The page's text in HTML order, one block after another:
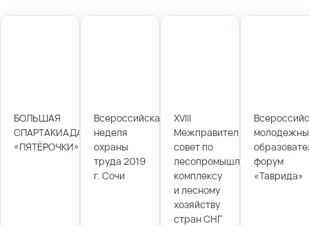
БОЛЬШАЯ
СПАРТАКИАДА
«ПЯТЁРОЧКИ»
Всероссийская
неделя
охраны
труда 2019
г. Сочи
XVIII
Межправительственный
совет по
лесопромышленному
комплексу
и лесному
хозяйству
стран СНГ
форум
«Таврида»